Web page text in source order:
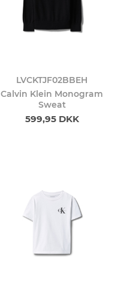
LVCKTJF02BBEH
Calvin Klein Monogram
Sweat
599,95 DKK